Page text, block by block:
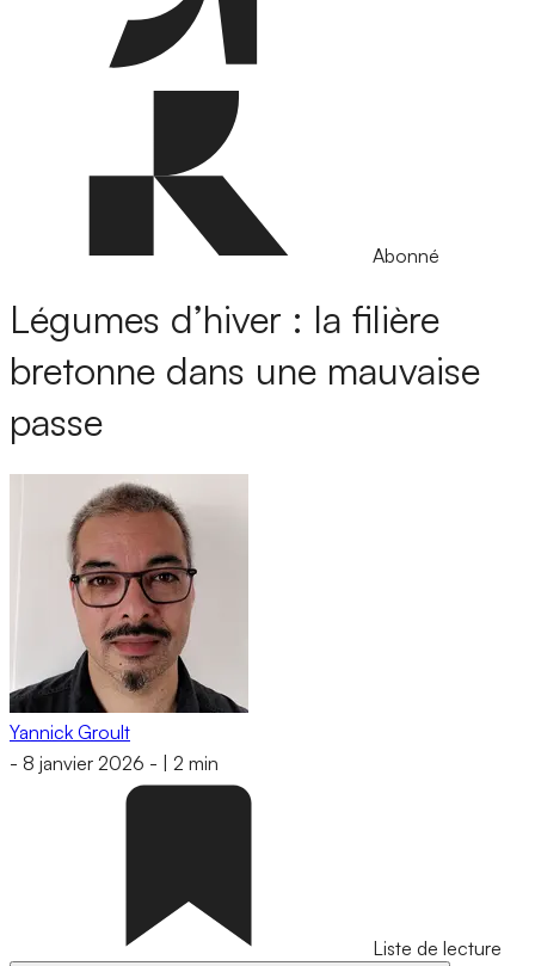
Abonné
Légumes d’hiver : la filière
bretonne dans une mauvaise
passe
Yannick Groult
- 8 janvier 2026 - 2 min
Liste de lecture